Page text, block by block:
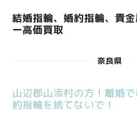
結婚指輪、婚約指輪、貴
ー高価買取
奈良県
山辺郡山添村の方！離婚
約指輪を捨てないで！